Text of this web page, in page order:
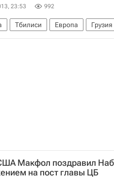
23:53 992
Тбилиси Европа Грузия
Макфол поздравил
на пост главы ЦБ